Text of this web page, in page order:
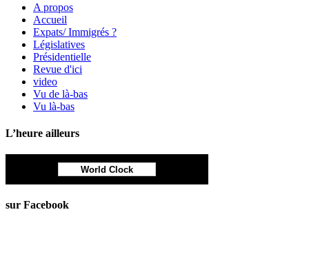
A propos
Accueil
Expats/ Immigrés ?
Législatives
Présidentielle
Revue d'ici
video
Vu de là-bas
Vu là-bas
L’heure ailleurs
World Clock
sur Facebook